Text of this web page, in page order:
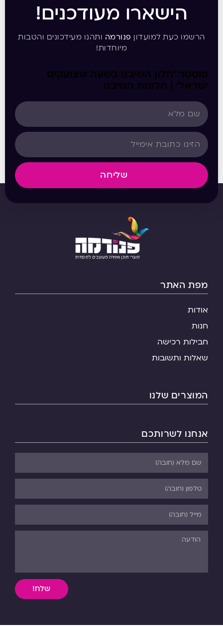
הישארו מעודכנים!
הרשמו כעת למועדון פנורמה ותהנו מעידכונים והטבות
מיוחדות!
פוסטר ‘חלון השיבנו בשעה שצועקים
ישראל’ | חלונות השיבנו
שליחה
מפת האתר
אודות
חנות
חבילות רכישה
שאלות ותשובות
המוצרים שלנו
אנחנו לשרותכם
שלח!